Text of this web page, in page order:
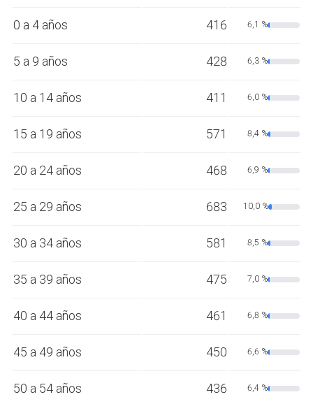
0 a 4 años 416 6,1 %
5 a 9 años 428 6,3 %
10 a 14 años 411 6,0 %
15 a 19 años 571 8,4 %
20 a 24 años 468 6,9 %
25 a 29 años 683 10,0 %
30 a 34 años 581 8,5 %
35 a 39 años 475 7,0 %
40 a 44 años 461 6,8 %
45 a 49 años 450 6,6 %
50 a 54 años 436 6,4 %